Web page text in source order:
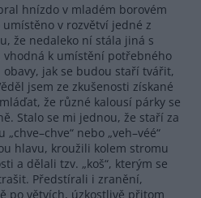
hnízdo v mladém borovém
v rozvětví jedné z
že nedaleko ní stála jiná s
k umístění potřebného
jak se budou staří tvářit,
jsem ze zkušenosti získané
že různé kalousí párky se
Stalo se mi jednou, že staří za
nebo „veh–véé“
hlavu, kroužili kolem stromu
a dělali tzv. „koš“, kterým se
Předstírali i zranění,
po větvích, úzkostlivě přitom